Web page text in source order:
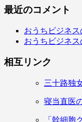
最近のコメント
おうちビジネ
おうちビジネ
相互リンク
三十路独
寝当直医
「幹細胞